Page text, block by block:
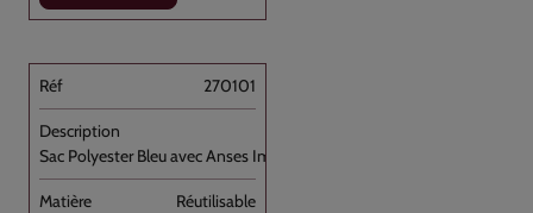
270101
Sac Polyester Bleu avec Anses Imprimé [...]
Réutilisable